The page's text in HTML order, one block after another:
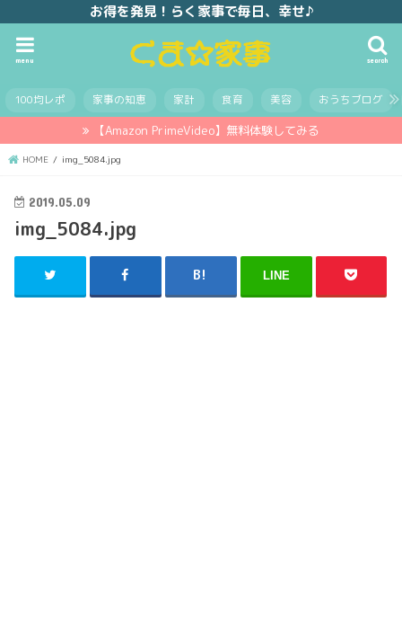
お得を発見！らく家事で毎日、幸せ♪
search
menu
100均レポ 家事の知恵 家計 食育 美容 おうちブログ
【Amazon PrimeVideo】無料体験してみる
HOME img_5084.jpg
2019.05.09
img_5084.jpg
LINE